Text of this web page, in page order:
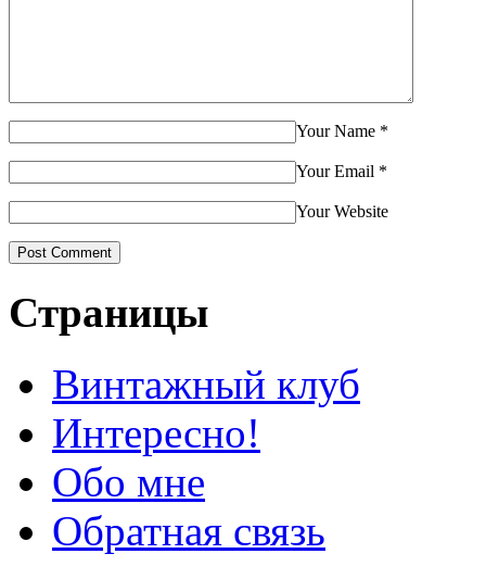
Your Name *
Your Email *
Your Website
Страницы
Винтажный клуб
Интересно!
Обо мне
Обратная связь